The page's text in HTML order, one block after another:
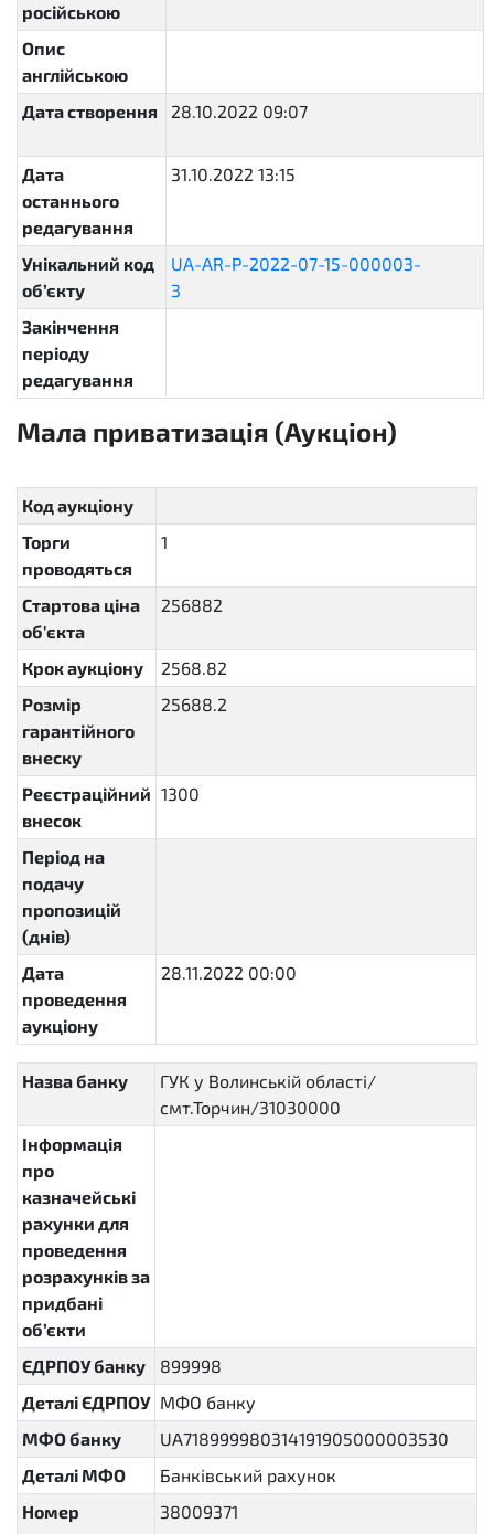
російською
Опис
англійською
Дата створення
28.10.2022 09:07
Дата
останнього
редагування
31.10.2022 13:15
Унікальний код
об’єкту
UA-AR-P-2022-07-15-000003-
3
Закінчення
періоду
редагування
Мала приватизація (Аукціон)
Код аукціону
Торги
проводяться
1
Стартова ціна
об'єкта
256882
Крок аукціону
2568.82
Розмір
гарантійного
внеску
25688.2
Реєстраційний
внесок
1300
Період на
подачу
пропозицій
(днів)
Дата
проведення
аукціону
28.11.2022 00:00
Назва банку
ГУК у Волинській області/
смт.Торчин/31030000
Інформація
про
казначейські
рахунки для
проведення
розрахунків за
придбані
об’єкти
ЄДРПОУ банку
899998
Деталі ЄДРПОУ МФО банку
МФО банку
UA718999980314191905000003530
Деталі МФО
Банківський рахунок
Номер
38009371